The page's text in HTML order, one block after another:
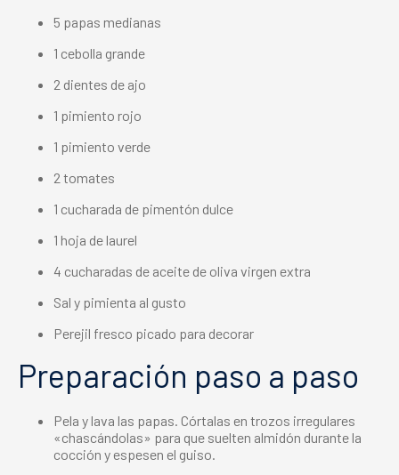
5 papas medianas
1 cebolla grande
2 dientes de ajo
1 pimiento rojo
1 pimiento verde
2 tomates
1 cucharada de pimentón dulce
1 hoja de laurel
4 cucharadas de aceite de oliva virgen extra
Sal y pimienta al gusto
Perejil fresco picado para decorar
Preparación paso a paso
Pela y lava las papas. Córtalas en trozos irregulares
«chascándolas» para que suelten almidón durante la
cocción y espesen el guiso.